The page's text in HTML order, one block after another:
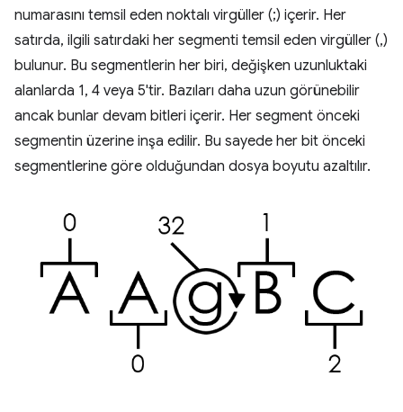
numarasını temsil eden noktalı virgüller (;) içerir. Her
satırda, ilgili satırdaki her segmenti temsil eden virgüller (,)
bulunur. Bu segmentlerin her biri, değişken uzunluktaki
alanlarda 1, 4 veya 5'tir. Bazıları daha uzun görünebilir
ancak bunlar devam bitleri içerir. Her segment önceki
segmentin üzerine inşa edilir. Bu sayede her bit önceki
segmentlerine göre olduğundan dosya boyutu azaltılır.